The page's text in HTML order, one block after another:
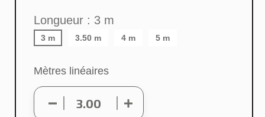
Longueur : 3 m
3 m 3.50 m 4 m 5 m
Mètres linéaires